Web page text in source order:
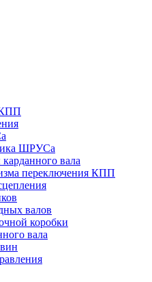
КПП
ШРУСа
вала
переключения КПП
валов
коробки
вала